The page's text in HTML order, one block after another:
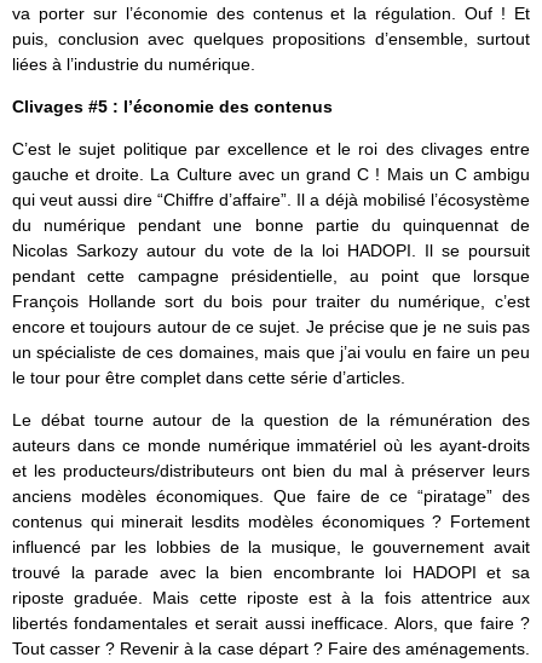
va porter sur l’économie des contenus et la régulation. Ouf ! Et
puis, conclusion avec quelques propositions d’ensemble, surtout
liées à l’industrie du numérique.
Clivages #5 : l’économie des contenus
C’est le sujet politique par excellence et le roi des clivages entre
gauche et droite. La Culture avec un grand C ! Mais un C ambigu
qui veut aussi dire “Chiffre d’affaire”. Il a déjà mobilisé l’écosystème
du numérique pendant une bonne partie du quinquennat de
Nicolas Sarkozy autour du vote de la loi HADOPI. Il se poursuit
pendant cette campagne présidentielle, au point que lorsque
François Hollande sort du bois pour traiter du numérique, c’est
encore et toujours autour de ce sujet. Je précise que je ne suis pas
un spécialiste de ces domaines, mais que j’ai voulu en faire un peu
le tour pour être complet dans cette série d’articles.
Le débat tourne autour de la question de la rémunération des
auteurs dans ce monde numérique immatériel où les ayant-droits
et les producteurs/distributeurs ont bien du mal à préserver leurs
anciens modèles économiques. Que faire de ce “piratage” des
contenus qui minerait lesdits modèles économiques ? Fortement
influencé par les lobbies de la musique, le gouvernement avait
trouvé la parade avec la bien encombrante loi HADOPI et sa
riposte graduée. Mais cette riposte est à la fois attentrice aux
libertés fondamentales et serait aussi inefficace. Alors, que faire ?
Tout casser ? Revenir à la case départ ? Faire des aménagements.